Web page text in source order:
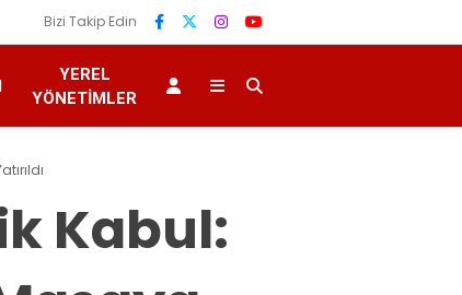
Bizi Takip Edin
YEREL
YÖNETIMLER
Kabul: